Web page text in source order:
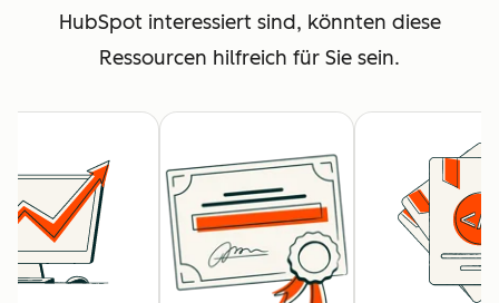
HubSpot interessiert sind, könnten diese
Ressourcen hilfreich für Sie sein.